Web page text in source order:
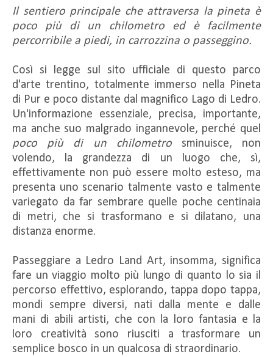
Il sentiero principale che attraversa la pineta è
poco più di un chilometro ed è facilmente
percorribile a piedi, in carrozzina o passeggino.
Così si legge sul sito ufficiale di questo parco
d'arte trentino, totalmente immerso nella Pineta
di Pur e poco distante dal magnifico Lago di Ledro.
Un'informazione essenziale, precisa, importante,
ma anche suo malgrado ingannevole, perché quel
poco più di un chilometrosminuisce, non
volendo, la grandezza di un luogo che, sì,
effettivamente non può essere molto esteso, ma
presenta uno scenario talmente vasto e talmente
variegato da far sembrare quelle poche centinaia
di metri, che si trasformano e si dilatano, una
distanza enorme.
Passeggiare a Ledro Land Art, insomma, significa
fare un viaggio molto più lungo di quanto lo sia il
percorso effettivo, esplorando, tappa dopo tappa,
mondi sempre diversi, nati dalla mente e dalle
mani di abili artisti, che con la loro fantasia e la
loro creatività sono riusciti a trasformare un
semplice bosco in un qualcosa di straordinario.